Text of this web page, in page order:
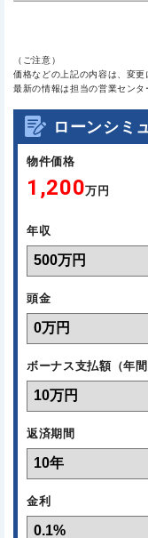
（ご注意）
価格などの上記の内容は、変更
最新の情報は担当の営業センタ
ローンシミ
物件価格
1,200万円
年収
頭金
ボーナス支払額（年間
返済期間
金利